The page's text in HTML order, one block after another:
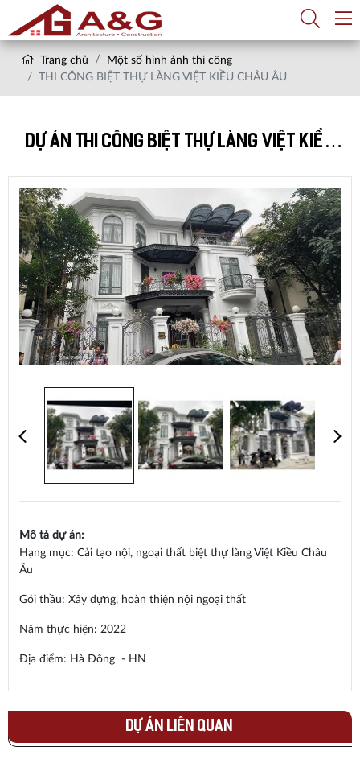
Trang chủ
Một số hình ảnh thi công
THI CÔNG BIỆT THỰ LÀNG VIỆT KIỀU CHÂU ÂU
DỰ ÁN THI CÔNG BIỆT THỰ LÀNG VIỆT KIỀU
CHÂU ÂU
Mô tả dự án:
Hạng mục: Cải tạo nội, ngoại thất biệt thự làng Việt Kiều Châu
Âu
Gói thầu: Xây dựng, hoàn thiện nội ngoại thất
Năm thực hiện: 2022
Địa điểm: Hà Đông - HN
DỰ ÁN LIÊN QUAN